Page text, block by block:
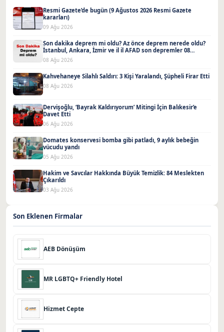
Resmi Gazete’de bugün (9 Ağustos 2026 Resmi Gazete
kararları)
09 Ağu 2026
Son dakika deprem mi oldu? Az önce deprem nerede oldu?
İstanbul, Ankara, İzmir ve il il AFAD son depremler 08
Ağustos 2026
08 Ağu 2026
Kahvehaneye Silahlı Saldırı: 3 Kişi Yaralandı, Şüpheli Firar Etti
08 Ağu 2026
Dervişoğlu, ‘Bayrak Kaldırıyorum’ Mitingi İçin Balıkesir’e
Davet Etti
06 Ağu 2026
Domates konservesi bomba gibi patladı, 9 aylık bebeğin
vücudu yandı
05 Ağu 2026
Hakim ve Savcılar Hakkında Büyük Temizlik: 84 Meslekten
Çıkarıldı
03 Ağu 2026
Son Eklenen Firmalar
AEB Dönüşüm
MR LGBTQ+ Friendly Hotel
Hizmet Cepte